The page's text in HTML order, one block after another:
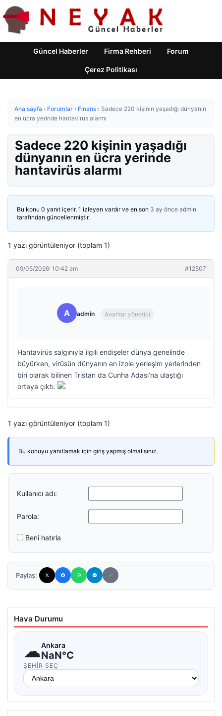
Güncel Haberler Firma Rehberi Forum
Çerez Politikası
Ana sayfa › Forumlar › Finans › Sadece 220 kişinin yaşadığı dünyanın
en ücra yerinde hantavirüs alarmı
Sadece 220 kişinin yaşadığı
dünyanın en ücra yerinde
hantavirüs alarmı
Bu konu 0 yanıt içerir, 1 izleyen vardır ve en son 3 ay önce admin
tarafından güncellenmiştir.
1 yazı görüntüleniyor (toplam 1)
09/05/2026: 10:42 am #12507
A admin Anahtar yönetici
Hantavirüs salgınıyla ilgili endişeler dünya genelinde
büyürken, virüsün dünyanın en izole yerleşim yerlerinden
biri olarak bilinen Tristan da Cunha Adası’na ulaştığı
ortaya çıktı.
1 yazı görüntüleniyor (toplam 1)
Bu konuyu yanıtlamak için giriş yapmış olmalısınız.
Kullanıcı adı:
Parola:
Beni hatırla
Paylaş:
Hava Durumu
☁Ankara
NaN°C
ŞEHIR SEÇ